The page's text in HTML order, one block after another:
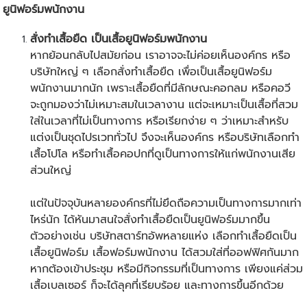
ยูนิฟอร์มพนักงาน
สั่งทำเสื้อยืด เป็นเสื้อยูนิฟอร์มพนักงาน
หากย้อนกลับไปสมัยก่อน เราอาจจะไม่ค่อยเห็นองค์กร หรือ
บริษัทใหญ่ ๆ เลือกสั่งทำเสื้อยืด เพื่อเป็นเสื้อยูนิฟอร์ม
พนักงานมากนัก เพราะเสื้อยืดที่มีลักษณะคอกลม หรือคอวี
จะถูกมองว่าไม่เหมาะสมในเวลางาน แต่จะเหมาะเป็นเสื้อที่สวม
ใส่ในเวลาที่ไม่เป็นทางการ หรือเรียกง่าย ๆ ว่าเหมาะสำหรับ
แต่งเป็นชุดไปรเวททั่วไป จึงจะเห็นองค์กร หรือบริษัทเลือกทำ
เสื้อโปโล หรือทำเสื้อคอปกที่ดูเป็นทางการให้แก่พนักงานเสีย
ส่วนใหญ่
แต่ในปัจจุบันหลายองค์กรที่ไม่ยึดถือความเป็นทางการมากเท่า
ไหร่นัก ได้หันมาสนใจสั่งทำเสื้อยืดเป็นยูนิฟอร์มมากขึ้น
ตัวอย่างเช่น บริษัทสตาร์ทอัพหลายแห่ง เลือกทำเสื้อยืดเป็น
เสื้อยูนิฟอร์ม เสื้อฟอร์มพนักงาน ได้สวมใส่ที่ออฟฟิศกันมาก
หากต้องเข้าประชุม หรือมีกิจกรรมที่เป็นทางการ เพียงแค่ส่วม
เสื้อเบลเซอร์ ก็จะได้ลุคที่เรียบร้อย และทางการขึ้นอีกด้วย